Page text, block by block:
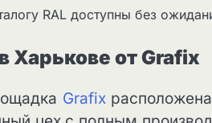
RAL доступны без
Харькове от Grafix
Grafix